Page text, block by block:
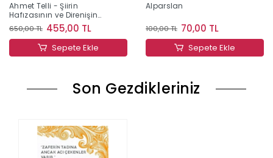
Ahmet Telli - Şiirin
Hafızasının ve Direnişin
İzinde Bir Yaşam
650,00 TL 455,00 TL
Sepete Ekle
Alparslan
100,00 TL 70,00 TL
Sepete Ekle
Son Gezdikleriniz